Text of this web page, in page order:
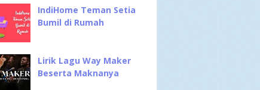
IndiHome Teman Setia
Bumil di Rumah
Lirik Lagu Way Maker
Beserta Maknanya